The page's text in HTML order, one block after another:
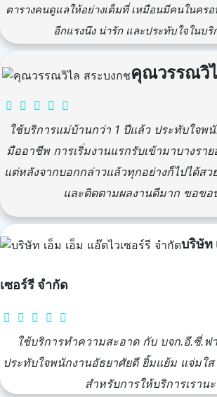
ตารางคนดูแลให้อย่างเต็มที่ เหมือนมีคนในค
อีกแรงนึง น่ารัก และประทับใจในบริ
คุณวรรณวิ
ใช้บริการแม่บ้านกว่า 1 ปีแล้ว ประทับใจพ
มืออาชีพ การเริ่มงานแรกรับเข้ามาบางรา
แต่หลังจากบอกกล่าวแล้วทุกอย่างก็ไปได้ส
และติดตามผลงานดีมาก ขอข
บริษัท
เซอร์รี จำกัด
ใช้บริการทำความสะอาด กับ บจก.อี.ซี่.ฟ
ประทับใจพนักงานอัธยาศัยดี ยิ้มแย้ม แจ่ม
สำหรับการให้บริการเราน